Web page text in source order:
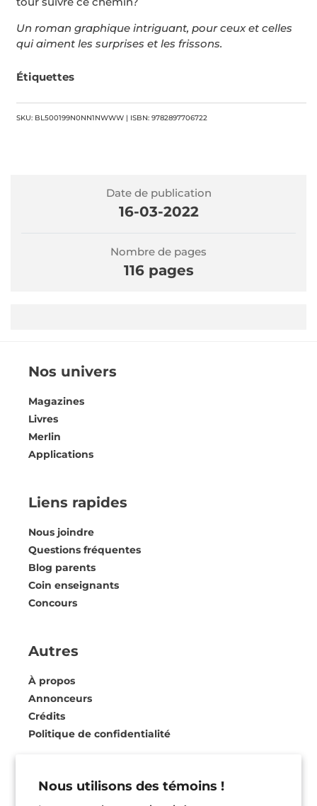
Nous utilisons des témoins !
Un roman graphique intriguant, pour ceux et celles
qui aiment les surprises et les frissons.
Étiquettes
SKU: BL500199N0NN1NWWW | ISBN: 9782897706722
Date de publication
16-03-2022
Nombre de pages
116 pages
Nos univers
Magazines
Livres
Merlin
Applications
Liens rapides
Nous joindre
Questions fréquentes
Blog parents
Coin enseignants
Concours
Autres
À propos
Annonceurs
Crédits
Politique de confidentialité
Abonnez-vous à notre infolettre